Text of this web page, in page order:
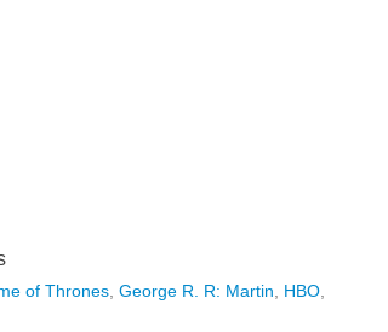
of Thrones George R. R: Martin HBO